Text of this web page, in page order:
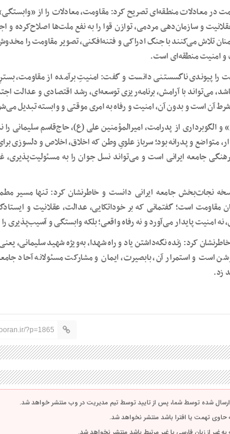
در معادلات منطقه‌ای تصریح کرد: مقاومت، معادلات را از
و سازمان‌دهی مردمی، توازن قوا را به نفع ملت‌ها اصلاح‌کرده و
تلاش می‌کنند با جنگ ادراکی و فتنه‌افکنی، تصویر مقاومت را
و امنیت منطقه‌ای است.
را پیوندی ناگسستنی دانست و گفت: امنیتِ برآمده از مقاومت،
می‌تواند با آرامش، برنامه‌ریزی توسعه‌ای، رشد اقتصادی و عدالت
آن است و بدون آن، امنیت و رفاه به امری موقتی و وابسته تبدیل
از پدرامت، امیرالمؤمنین علی (ع)، حاج‌قاسم سلیمانی را
متواضع و پدرانه بود؛ سرباز علویِ وطن که اخلاق، اخلاص و دلسوزی
جامعه ایرانی است و می‌تواند نسل جوان را به
نجات‌بخش جامعه ایرانی دانست و خاطرنشان کرد: تنها مسیر
مقاومت است؛ گفتمانی که بر خوداتکایی، عدالت، عقلانیت و
نه امنیت پایدار می‌آورد و نه رفاه واقعی؛ بلکه وابستگی و آسیب‌پذیری
کرد: زنده نگه‌داشتن یاد و راه شهدا، به‌ویژه شهید سلیمانی،
است و استمرار آن، بابصیرت، ایمان و مشارکت مسئولانه آحاد
زد.
?p=1865
شده توسط شما، پس از تایید توسط تیم مدیریت در وب منتشر خواهد شد.
حاوی تهمت یا افترا باشد منتشر نخواهد شد.